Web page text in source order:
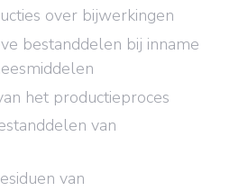
over bijwerkingen
bestanddelen bij inname
het productieproces
van
van